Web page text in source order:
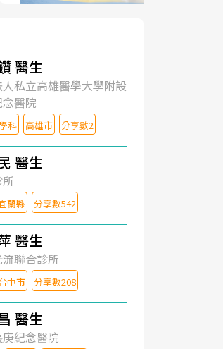
醫生
私立高雄醫學大學附設
醫院
科 高雄市 分享數2
醫生
蘭縣 分享數542
醫生
聯合診所
中市 分享數208
醫生
紀念醫院